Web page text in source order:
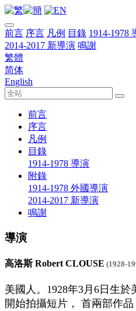
前言 序言 凡例 目錄 1914-1978
2014-2017 新導演 鳴謝
繁體
简体
English
前言
序言
凡例
目錄
1914-1978 導演
附錄
1914-1978 外國導演
2014-2017 新導演
鳴謝
導演
高洛斯 Robert CLOUSE (1928-
美國人。1928年3月6日生
開始拍攝短片， 首兩部作